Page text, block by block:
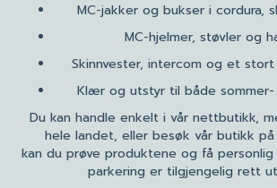
MC-jakker og bukser i cordura,
MC-hjelmer, støvler og
Skinnvester, intercom og et
Klær og utstyr til både
Du kan handle enkelt i vår nettbutikk,
hele landet, eller besøk vår butikk på
kan du prøve produktene og få personlig
parkering er tilgjengelig rett